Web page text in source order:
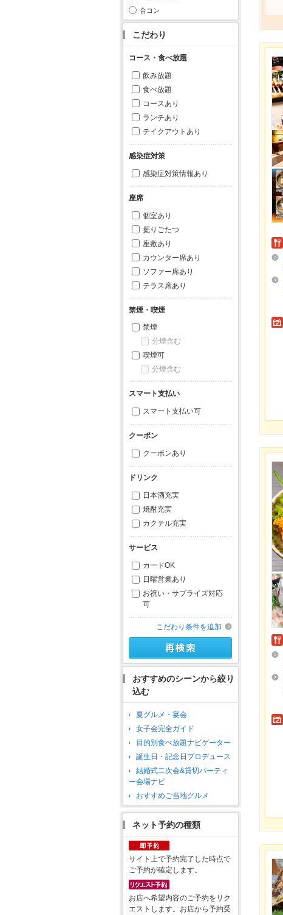
合コン
こだわり
コース・食べ放題
飲み放題
食べ放題
コースあり
ランチあり
テイクアウトあり
感染症対策
感染症対策情報あり
座席
個室あり
掘りごたつ
座敷あり
カウンター席あり
ソファー席あり
テラス席あり
禁煙・喫煙
禁煙
分煙含む
喫煙可
分煙含む
スマート支払い
スマート支払い可
クーポン
クーポンあり
ドリンク
日本酒充実
焼酎充実
カクテル充実
サービス
カードOK
日曜営業あり
お祝い・サプライズ対応
可
こだわり条件を追加
おすすめのシーンから絞り
込む
夏グルメ・宴会
女子会完全ガイド
目的別食べ放題ナビゲーター
誕生日・記念日プロデュース
結婚式二次会&貸切パーティ
ー会場ナビ
おすすめご当地グルメ
ネット予約の種類
サイト上で予約完了した時点で
ご予約が確定します。
お店へ希望内容のご予約をリク
エストします。お店から予約受